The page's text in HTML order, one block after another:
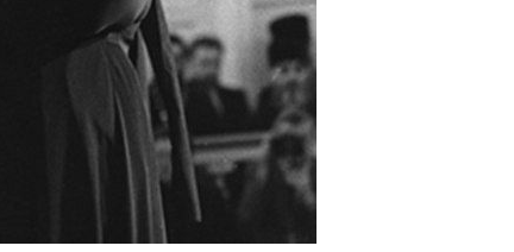
Великомученик Георгий Победоносец. Научись у